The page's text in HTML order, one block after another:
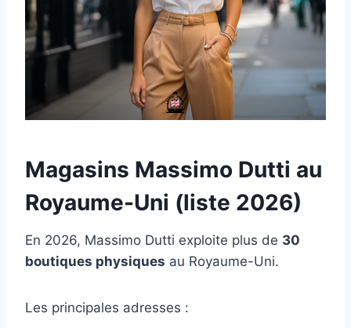
Magasins Massimo Dutti au
Royaume-Uni (liste 2026)
En 2026, Massimo Dutti exploite plus de 30
boutiques physiques au Royaume-Uni.
Les principales adresses :